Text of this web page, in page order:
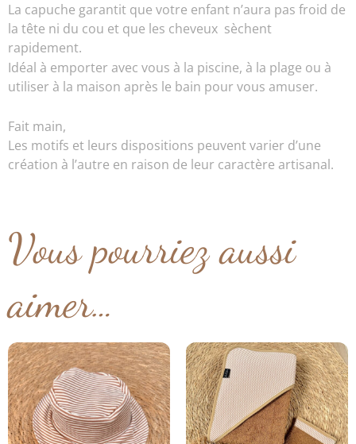
La capuche garantit que votre enfant n’aura pas froid de
la tête ni du cou et que les cheveux sèchent
rapidement.
Idéal à emporter avec vous à la piscine, à la plage ou à
utiliser à la maison après le bain pour vous amuser.
Fait main,
Les motifs et leurs dispositions peuvent varier d’une
création à l’autre en raison de leur caractère artisanal.
Vous pourriez aussi
aimer…